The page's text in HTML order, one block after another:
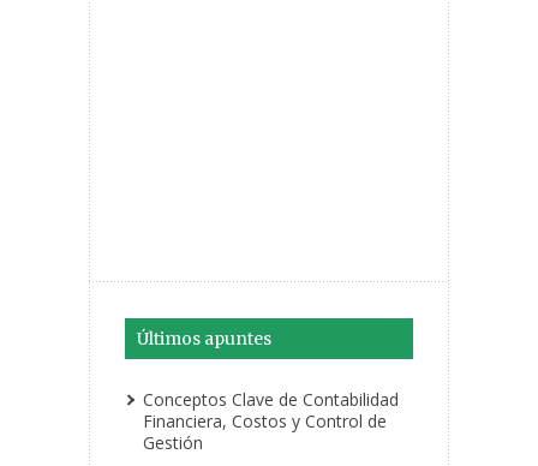
Últimos apuntes
Conceptos Clave de Contabilidad
Financiera, Costos y Control de
Gestión